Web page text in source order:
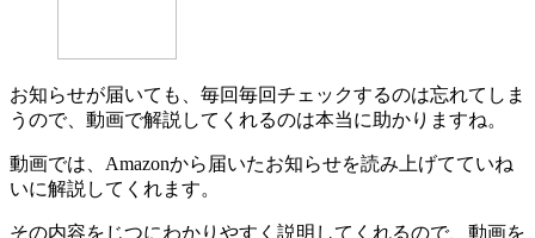
お知らせが届いても、毎回毎回チェックするのは忘れてしま
うので、動画で解説してくれるのは本当に助かりますね。
動画では、Amazonから届いたお知らせを読み上げてていね
いに解説してくれます。
その内容をじつにわかりやすく説明してくれるので、動画を